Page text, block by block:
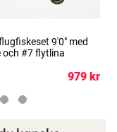
9'0" med
och #7 flytlina
979 kr